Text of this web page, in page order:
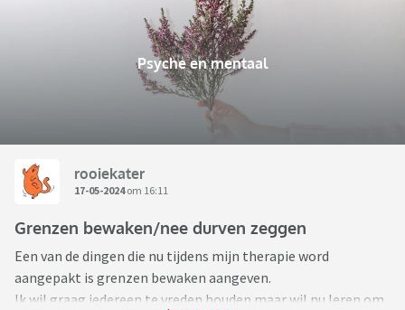
Psyche en mentaal
rooiekater
17-05-2024om 16:11
Grenzen bewaken/nee durven zeggen
Een van de dingen die nu tijdens mijn therapie word
aangepakt is grenzen bewaken aangeven.
Ik wil graag iedereen te vreden houden maar wil nu leren om